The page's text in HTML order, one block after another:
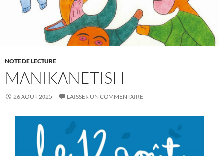
NOTE DE LECTURE
MANIKANETISH
26 AOÛT 2025 LAISSER UN COMMENTAIRE